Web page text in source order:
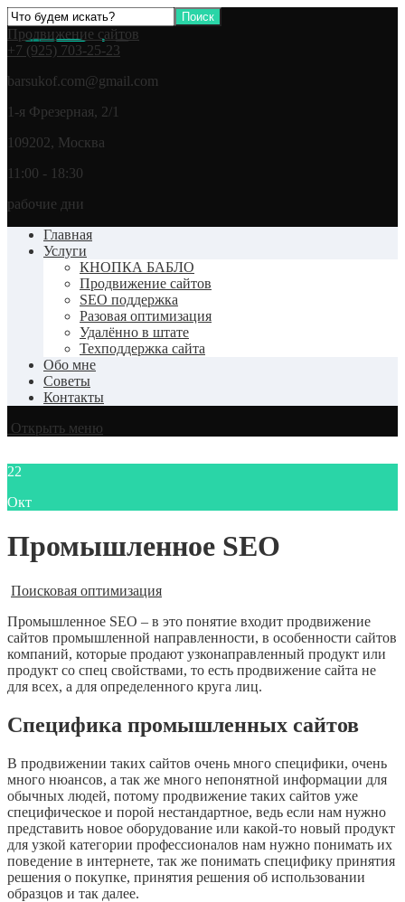
Продвижение сайтов
+7 (925) 703-25-23
barsukof.com@gmail.com
1-я Фрезерная, 2/1
109202, Москва
11:00 - 18:30
рабочие дни
Главная
Услуги
КНОПКА БАБЛО
Продвижение сайтов
SEO поддержка
Разовая оптимизация
Удалённо в штате
Техподдержка сайта
Обо мне
Советы
Контакты
Открыть меню
22
Окт
Промышленное SEO
Поисковая оптимизация
Промышленное SEO – в это понятие входит продвижение
сайтов промышленной направленности, в особенности сайтов
компаний, которые продают узконаправленный продукт или
продукт со спец свойствами, то есть продвижение сайта не
для всех, а для определенного круга лиц.
Специфика промышленных сайтов
В продвижении таких сайтов очень много специфики, очень
много нюансов, а так же много непонятной информации для
обычных людей, потому продвижение таких сайтов уже
специфическое и порой нестандартное, ведь если нам нужно
представить новое оборудование или какой-то новый продукт
для узкой категории профессионалов нам нужно понимать их
поведение в интернете, так же понимать специфику принятия
решения о покупке, принятия решения об использовании
образцов и так далее.